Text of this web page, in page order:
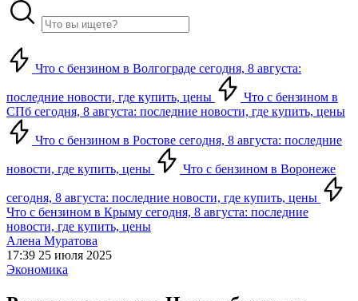
Что с бензином в Волгограде сегодня, 8 августа:
последние новости, где купить, цены
Что с бензином в
СПб сегодня, 8 августа: последние новости, где купить, цены
Что с бензином в Ростове сегодня, 8 августа: последние
новости, где купить, цены Что с бензином в Воронеже
сегодня, 8 августа: последние новости, где купить, цены
Что с бензином в Крыму сегодня, 8 августа: последние
новости, где купить, цены
Алена Муратова
17:39 25 июля 2025
Экономика